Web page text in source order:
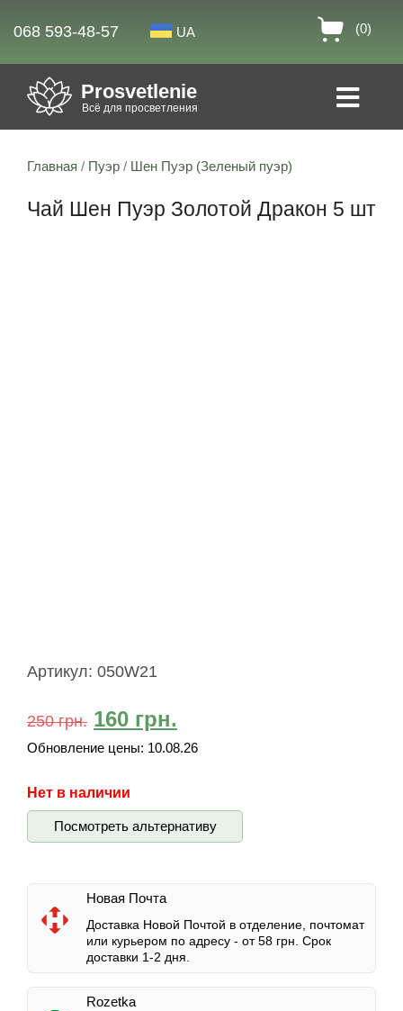
068 593-48-57 UA (0)
Prosvetlenie
Всё для просветления
Главная / Пуэр / Шен Пуэр (Зеленый пуэр)
Чай Шен Пуэр Золотой Дракон 5 шт
Артикул: 050W21
250грн. 160 грн.
Обновление цены: 10.08.26
Нет в наличии
Посмотреть альтернативу
Новая Почта
Доставка Новой Почтой в отделение, почтомат
или курьером по адресу - от 58 грн. Срок
доставки 1-2 дня.
Rozetka